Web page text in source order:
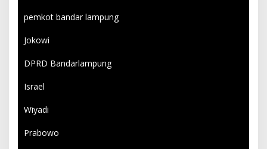
pemkot bandar lampung
Jokowi
DPRD Bandarlampung
Israel
Wiyadi
Prabowo